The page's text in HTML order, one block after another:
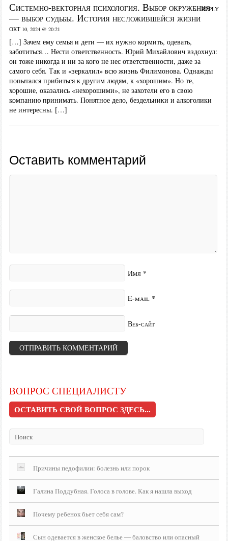
Системно-векторная психология. Выбор окружения
— выбор судьбы. История несложившейся жизни
ОКТ 10, 2024 @ 20:21
[…] Зачем ему семья и дети — их нужно кормить, одевать,
заботиться… Нести ответственность. Юрий Михайлович вздохнул:
он тоже никогда и ни за кого не нес ответственности, даже за
самого себя. Так и «зеркалил» всю жизнь Филимонова. Однажды
попытался прибиться к другим людям, к «хорошим». Но те,
хорошие, оказались «нехорошими», не захотели его в свою
компанию принимать. Понятное дело, бездельники и алкоголики
не интересны. […]
← REPLY
Оставить комментарий
Имя *
E-mail *
Веб-сайт
ВОПРОС СПЕЦИАЛИСТУ
ОСТАВИТЬ СВОЙ ВОПРОС ЗДЕСЬ...
Причины педофилии: болезнь или порок
Галина Поддубная. Голоса в голове. Как я нашла выход
Почему ребенок бьет себя сам?
Сын одевается в женское белье — баловство или опасный